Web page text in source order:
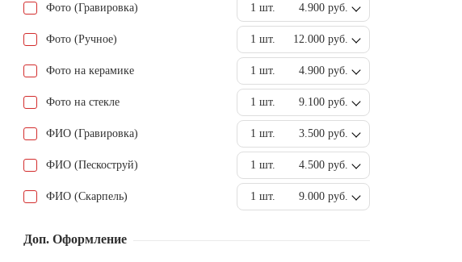
Фото (Гравировка) 1 шт. 4.900 руб.
Фото (Ручное) 1 шт. 12.000 руб.
Фото на керамике 1 шт. 4.900 руб.
Фото на стекле 1 шт. 9.100 руб.
ФИО (Гравировка) 1 шт. 3.500 руб.
ФИО (Пескоструй) 1 шт. 4.500 руб.
ФИО (Скарпель) 1 шт. 9.000 руб.
Доп. Оформление